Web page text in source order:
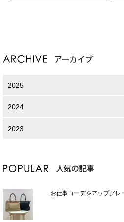
2025
2024
2023
お仕事コーデをアップグ